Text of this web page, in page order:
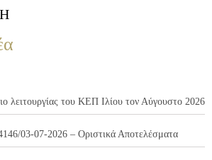
λειτουργίας του ΚΕΠ Ιλίου τον Αύγουστο 2026
03-07-2026 – Οριστικά Αποτελέσματα